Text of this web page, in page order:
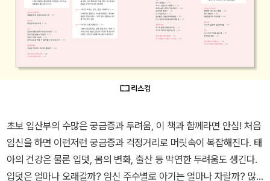
초보 임산부의 수많은 궁금증과 두려움, 이 책과 함께라면 안심! 처음
임신을 하면 이런저런 궁금증과 걱정거리로 머릿속이 복잡해진다. 태
아의 건강은 물론 입덧, 몸의 변화, 출산 등 막연한 두려움도 생긴다.
입덧은 얼마나 오래갈까? 임신 주수별로 아기는 얼마나 자랄까? 많